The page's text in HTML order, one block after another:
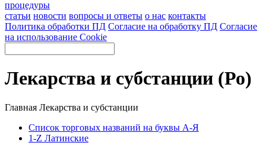
процедуры
статьи новости вопросы и ответы о нас контакты
Политика обработки ПД Согласие на обработку ПД Согласие
на использование Cookie
Лекарства и субстанции (Ро)
Главная Лекарства и субстанции
Список торговых названий на буквы А-Я
1-Z Латинские